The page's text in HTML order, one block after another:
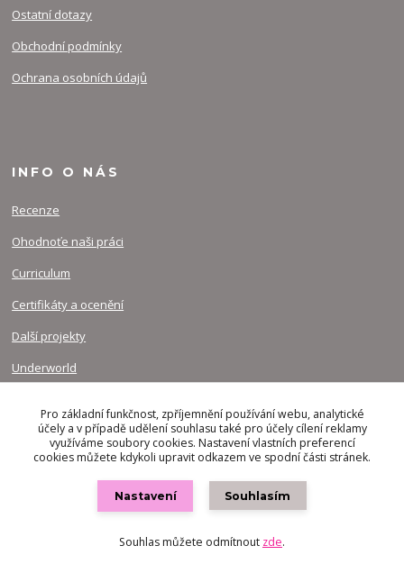
Ostatní dotazy
Obchodní podmínky
Ochrana osobních údajů
INFO O NÁS
Recenze
Ohodnoťe naši práci
Curriculum
Certifikáty a ocenění
Další projekty
Underworld
INFO PRO VÁS
Rozdíl mezi broušením, rytím, gravírováním...atd
Pro základní funkčnost, zpříjemnění používání webu, analytické
účely a v případě udělení souhlasu také pro účely cílení reklamy
využíváme soubory cookies. Nastavení vlastních preferencí
cookies můžete kdykoli upravit odkazem ve spodní části stránek.
Nastavení Souhlasím
Souhlas můžete odmítnout zde.